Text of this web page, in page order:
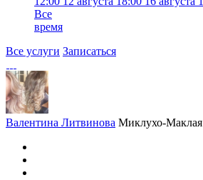
Все
время
Все услуги Записаться
Валентина Литвинова Миклухо-Маклая